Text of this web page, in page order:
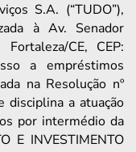
S.A. (“TUDO”),
à Av. Senador
CE, CEP:
a empréstimos
na Resolução nº
a atuação
por intermédio da
E INVESTIMENTO